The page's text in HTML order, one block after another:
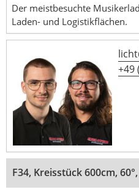
Der meistbesuchte
Laden- und Logistikflächen.
+49
F34, Kreisstück 600cm,